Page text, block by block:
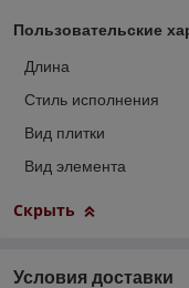
Пользовательские
Длина
Стиль исполнения
Вид плитки
Вид элемента
Скрыть
Условия доставки